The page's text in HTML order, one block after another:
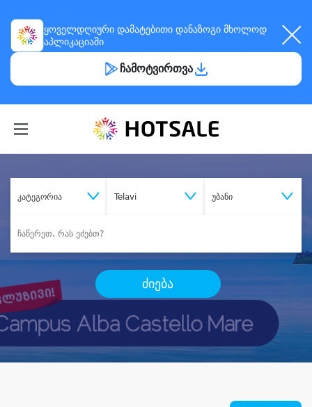
ყოველდღიური დამატებითი დანაზოგი მხოლოდ
აპლიკაციაში
ჩამოტვირთვა
კატეგორია Telavi უბანი
ძიება